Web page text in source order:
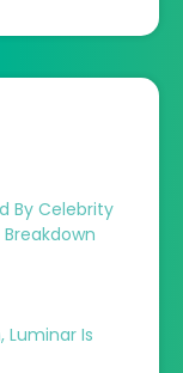
By Celebrity
Luminar Is